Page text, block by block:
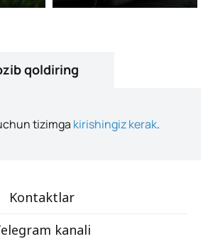
qoldiring
tizimga kirishingiz kerak.
Kontaktlar
kanali